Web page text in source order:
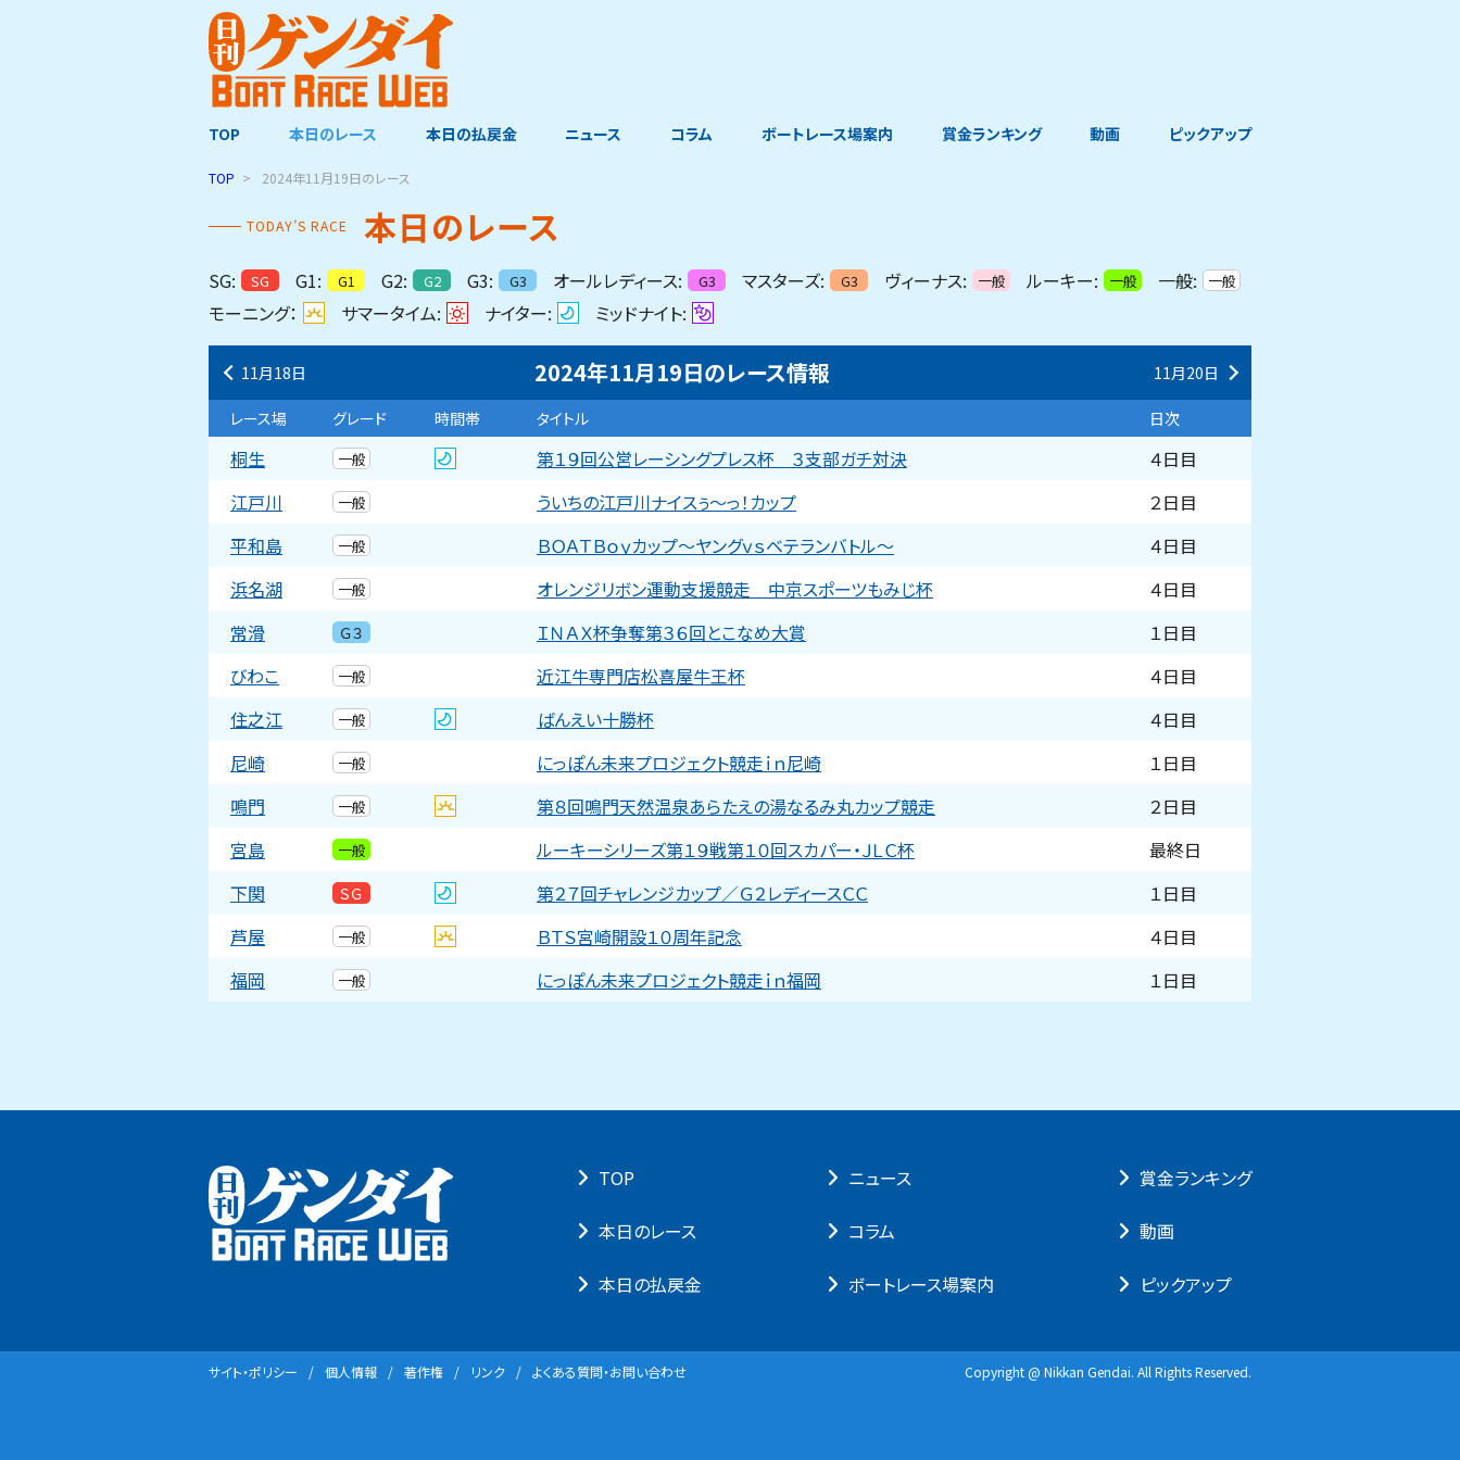
TOP 本日のレース 本日の払戻金 ニュース コラム ボートレース場案内 賞金ランキング 動画 ピックアップ
TOP 2024年11月19日のレース
TODAY’S RACE 本⽇のレース
SG: SG G1: G1 G2: G2 G3: G3 オールレディース: G3 マスターズ: G3 ヴィーナス: 一般 ルーキー: 一般 一般: 一般
モーニング： サマータイム: ナイター: ミッドナイト:
11月18日 2024年11月19日のレース情報 11月20日
レース場 グレード 時間帯 タイトル 日次
桐生 一般 第１９回公営レーシングプレス杯 ３支部ガチ対決
４日目
江戸川
一般 ういちの江戸川ナイスぅ〜っ！カップ
２日目
平和島
一般 ＢＯＡＴＢｏｙカップ〜ヤングｖｓベテランバトル〜
４日目
浜名湖
一般 オレンジリボン運動支援競走 中京スポーツもみじ杯
４日目
常滑
Ｇ３ ＩＮＡＸ杯争奪第３６回とこなめ大賞
１日目
びわこ
一般 近江牛専門店松喜屋牛王杯
４日目
住之江
一般 ばんえい十勝杯
４日目
尼崎
一般 にっぽん未来プロジェクト競走ｉｎ尼崎
１日目
鳴門
一般 第８回鳴門天然温泉あらたえの湯なるみ丸カップ競走
２日目
宮島
一般 ルーキーシリーズ第１９戦第１０回スカパー・ＪＬＣ杯
最終日
下関
ＳＧ 第２７回チャレンジカップ／Ｇ２レディースＣＣ
１日目
芦屋
一般 ＢＴＳ宮崎開設１０周年記念
４日目
福岡
一般 にっぽん未来プロジェクト競走ｉｎ福岡 １日目
TOP
本⽇のレース
本⽇の払戻⾦
ニュース
コラム
ボートレース場案内
賞⾦ランキング
動画
ピックアップ
サイト・ポリシー 個⼈情報 著作権 リンク よくある質問・お問い合わせ Copyright @ Nikkan Gendai. All Rights Reserved.